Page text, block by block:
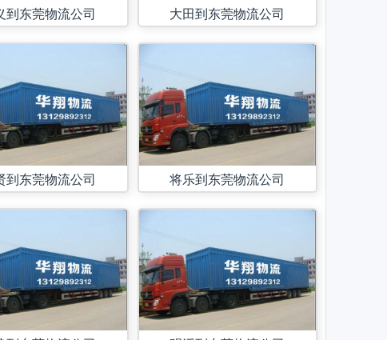
到东莞物流公司
到东莞物流公司
大田到东莞物流公司
将乐到东莞物流公司